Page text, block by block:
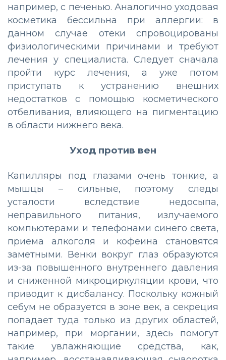
например, с печенью. Аналогично уходовая
косметика бессильна при аллергии: в
данном случае отеки спровоцированы
физиологическими причинами и требуют
лечения у специалиста. Следует сначала
пройти курс лечения, а уже потом
приступать к устранению внешних
недостатков с помощью косметического
отбеливания, влияющего на пигментацию
в области нижнего века.
Уход против вен
Капилляры под глазами очень тонкие, а
мышцы – сильные, поэтому следы
усталости вследствие недосыпа,
неправильного питания, излучаемого
компьютерами и телефонами синего света,
приема алкоголя и кофеина становятся
заметными. Венки вокруг глаз образуются
из-за повышенного внутреннего давления
и сниженной микроциркуляции крови, что
приводит к дисбалансу. Поскольку кожный
себум не образуется в зоне век, а секреция
попадает туда только из других областей,
например, при моргании, здесь помогут
такие увлажняющие средства, как,